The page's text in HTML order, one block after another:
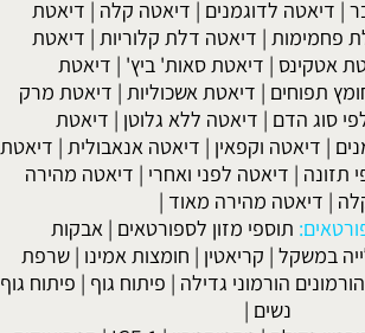
| דיאטה לדוגמנים | דיאטה קלה | דיאטת
פחמימות | דיאטה דלת קלוריות | דיאטת
אטקינס | דיאטת סאות' ביץ' | דיאטת
תפוחים | דיאטת אשכוליות | דיאטת מרק
סוג הדם | דיאטה ללא גלוטן | דיאטת
| דיאטה וקפאין | דיאטה אנאבולית | דיאטת
תזונה | דיאטה לפני ואחרי | דיאטה מהירה
| דיאטה מהירה מאוד |
תוספי מזון לספורטאים | אבקות
במשקל | קריאטין | חומצות אמינו |שרפת
הורמוני גדילה | פיתוח גוף | פיתוח גוף
נשים |